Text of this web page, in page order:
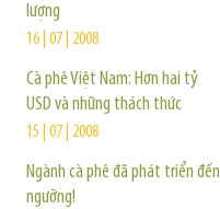
lượng
16 | 07 | 2008
Cà phê Việt Nam: Hơn hai tỷ
USD và những thách thức
15 | 07 | 2008
Ngành cà phê đã phát triển đến
ngưỡng!